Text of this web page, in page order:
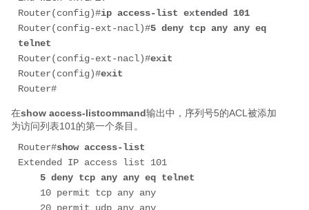
Router(config)#ip access-list extended 101
Router(config-ext-nacl)#5 deny tcp any any eq
telnet
Router(config-ext-nacl)#exit
Router(config)#exit
Router#
在show access-listcommand输出中，序列号5的ACL被添加
为访问列表101的第一个条目。
Router#show access-list
Extended IP access list 101
5 deny tcp any any eq telnet